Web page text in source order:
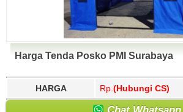
Harga Tenda Posko PMI Surabaya
HARGA Rp. (Hubungi CS)